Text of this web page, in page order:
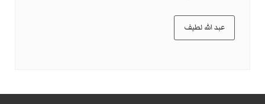
عبد الله لطيف